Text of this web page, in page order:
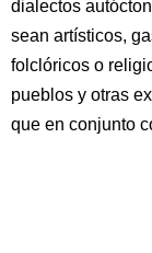
dialectos
sean artísticos,
folclóricos o
pueblos y otras
que en conjunto